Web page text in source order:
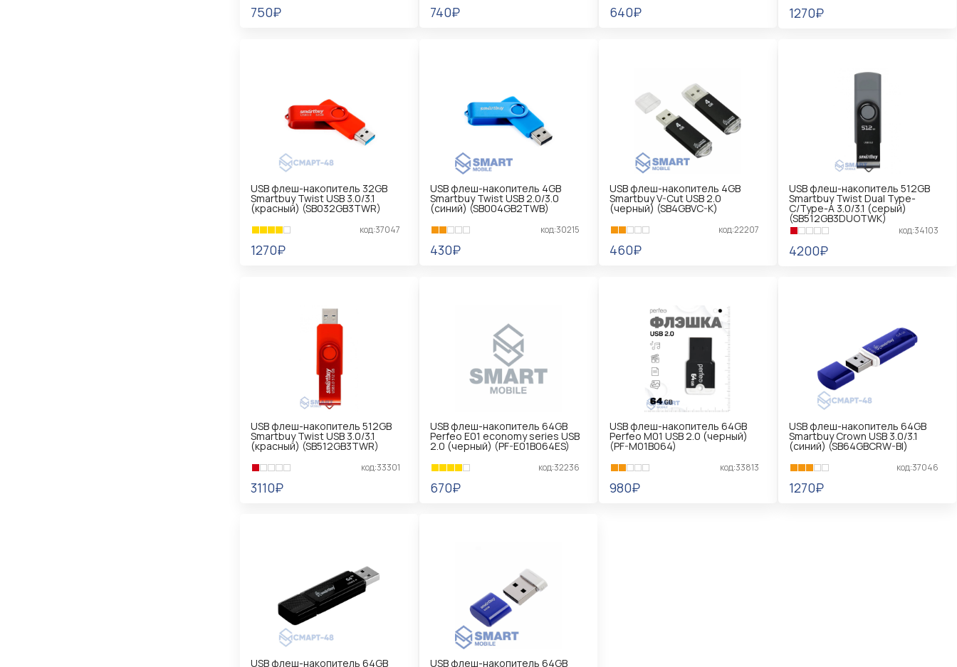
750₽ 740₽ 640₽ 1270₽
USB флеш-накопитель 32GB
Smartbuy Twist USB 3.0/3.1
(красный) (SB032GB3TWR)
код:37047
1270₽
USB флеш-накопитель 4GB
Smartbuy Twist USB 2.0/3.0
(синий) (SB004GB2TWB)
код:30215
430₽
USB флеш-накопитель 4GB
Smartbuy V-Cut USB 2.0
(черный) (SB4GBVC-K)
код:22207
460₽
USB флеш-накопитель 512GB
Smartbuy Twist Dual Type-
C/Type-A 3.0/3.1 (серый)
(SB512GB3DUOTWK)
код:34103
4200₽
USB флеш-накопитель 512GB
Smartbuy Twist USB 3.0/3.1
(красный) (SB512GB3TWR)
код:33301
3110₽
USB флеш-накопитель 64GB
Perfeo E01 economy series USB
2.0 (черный) (PF-E01B064ES)
код:32236
670₽
USB флеш-накопитель 64GB
Perfeo M01 USB 2.0 (черный)
(PF-M01B064)
код:33813
980₽
USB флеш-накопитель 64GB
Smartbuy Crown USB 3.0/3.1
(синий) (SB64GBCRW-Bl)
код:37046
1270₽
USB флеш-накопитель 64GB USB флеш-накопитель 64GB